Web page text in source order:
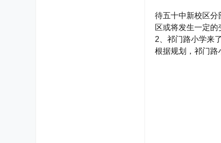
待五十中新校区分
区或将发生一定的
2、祁门路小学来
根据规划，祁门路